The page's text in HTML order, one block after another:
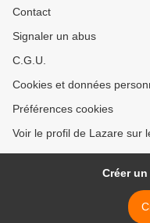
Contact
Signaler un abus
C.G.U.
Cookies et données
Préférences cookies
Voir le profil de Lazare sur
Créer